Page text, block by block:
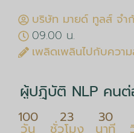
บริษัท มายด์ ทูลส์ จำ
09.00 น.
เพลิดเพลินไปกับคว
ผู้ปฏิบัติ NLP คนต่
100
วัน
23
ชั่วโมง
30
นาที